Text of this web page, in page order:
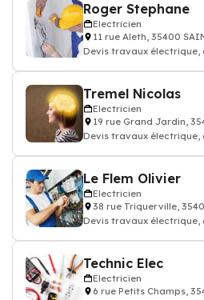
Roger Stephane
Electricien
11 rue Aleth, 35400
Devis travaux
Tremel Nicolas
Electricien
19 rue Grand Jardin,
Devis travaux
Le Flem Olivier
Electricien
38 rue Triquerville,
Devis travaux
Technic Elec
Electricien
6 rue Petits Champs,